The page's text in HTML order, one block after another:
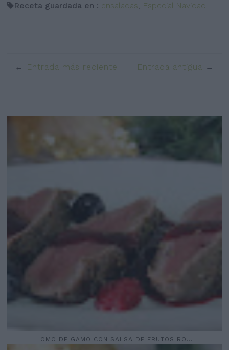
Receta guardada en : ensaladas, Especial Navidad
Entrada más reciente Entrada antigua
LOMO DE GAMO CON SALSA DE FRUTOS RO...